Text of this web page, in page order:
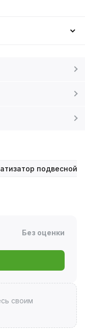
подвесной
Без оценки
своим